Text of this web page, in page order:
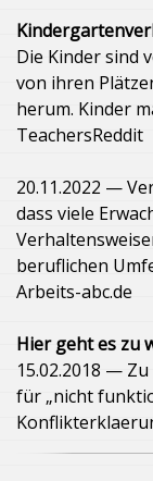
Die Kinder sind
von ihren
herum. Kinder
TeachersReddit
20.11.2022 —
dass viele
beruflichen
Arbeits-abc.de
Hier geht es zu
15.02.2018 —
für „nicht